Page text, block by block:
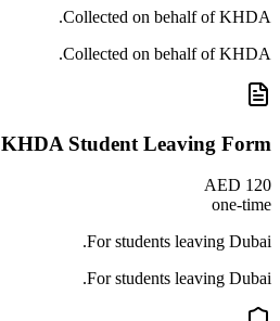
Collected on behalf of KHDA.
Collected on behalf of KHDA.
KHDA Student Leaving Form
AED 120
one-time
For students leaving Dubai.
For students leaving Dubai.